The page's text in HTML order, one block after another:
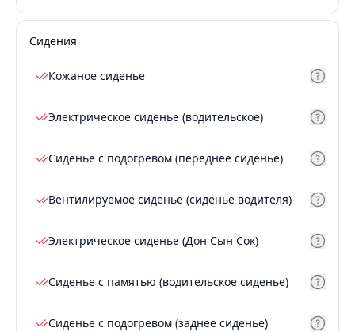
Сидения
Кожаное сиденье
Электрическое сиденье (водительское)
Сиденье с подогревом (переднее сиденье)
Вентилируемое сиденье (сиденье водителя)
Электрическое сиденье (Дон Сын Сок)
Сиденье с памятью (водительское сиденье)
Сиденье с подогревом (заднее сиденье)